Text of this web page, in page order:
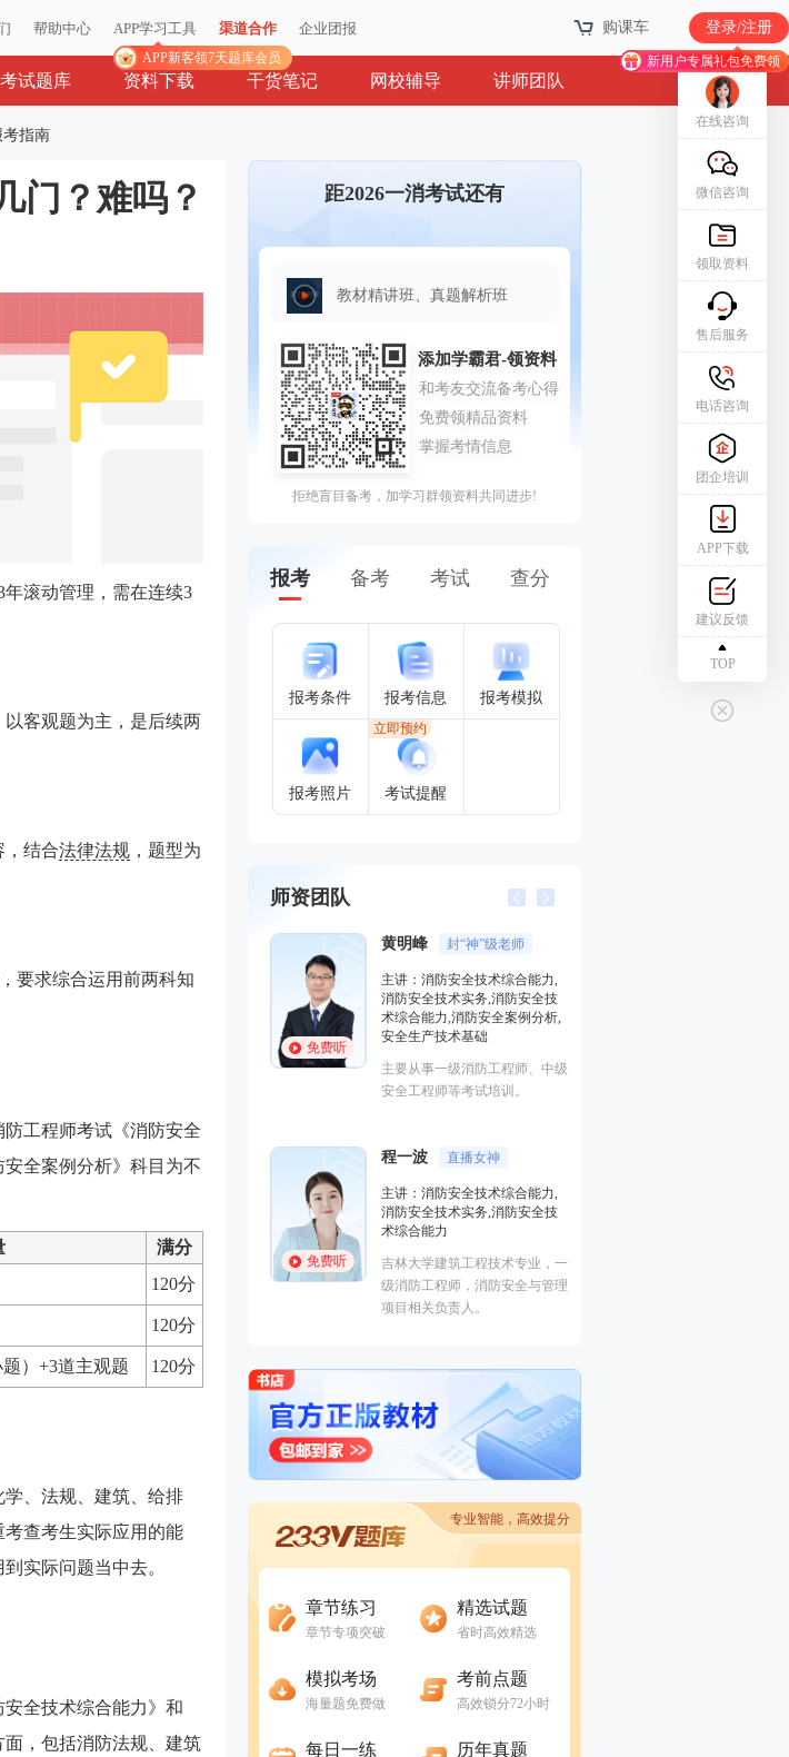
帮助中心 APP学习工具
APP新客领7天题库会员
渠道合作 企业团报 购课车 登录/注册
新用户专属礼包免费领
考试题库 资料下载 干货笔记 网校辅导 讲师团队
考指南
门？难吗？
滚动管理‌，需在连续3
以客观题为主，是后续两
，结合法律法规 ，题型为
要求综合运用前两科知
防工程师考试《消防安全
全案例分析》科目为不
满分
120分
120分
）+3道主观题 120分
学、法规、建筑、给排
查考生实际应用的能
实际问题当中去。
全技术综合能力》和
面，包括消防法规、建筑
距2026一消考试还有
教材精讲班、真题解析班
拒绝盲目备考，加学习群领资料共同进步!
报考 备考 考试 查分
报考条件 报考信息 报考模拟
报考照片 考试提醒
立即预约
师资团队
免费听
侯跃
主讲：消防安全案例分析,消防
安全案例分析,基础知识,中级技
能,中级实操
注册建造师，富有现场施工经
验，授课风格化繁为简、深入浅
免费听
消防安全技术实务,消防安全技
术综合能力,消防安全案例分析,
安全生产技术基础
主要从事一级消防工程师、中级
安全工程师等考试培训。
专业智能，高效提分
章节练习
章节专项突破
精选试题
省时高效精选
模拟考场
海量题免费做
考前点题
高效锁分72小时
每日一练 历年真题
在线咨询
微信咨询
领取资料
售后服务
电话咨询
团企培训
APP下载
建议反馈
TOP